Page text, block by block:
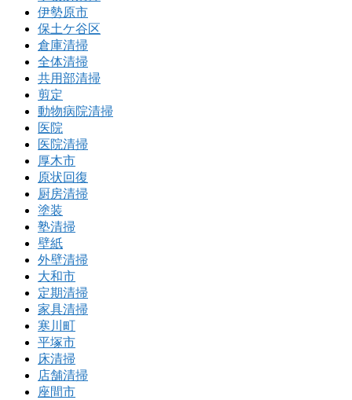
伊勢原市
保土ケ谷区
倉庫清掃
全体清掃
共用部清掃
剪定
動物病院清掃
医院
医院清掃
厚木市
原状回復
厨房清掃
塗装
塾清掃
壁紙
外壁清掃
大和市
定期清掃
家具清掃
寒川町
平塚市
床清掃
店舗清掃
座間市